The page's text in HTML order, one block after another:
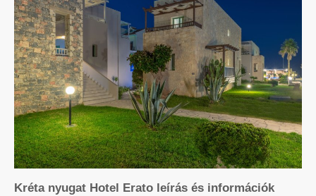
Kréta nyugat Hotel Erato leírás és információk